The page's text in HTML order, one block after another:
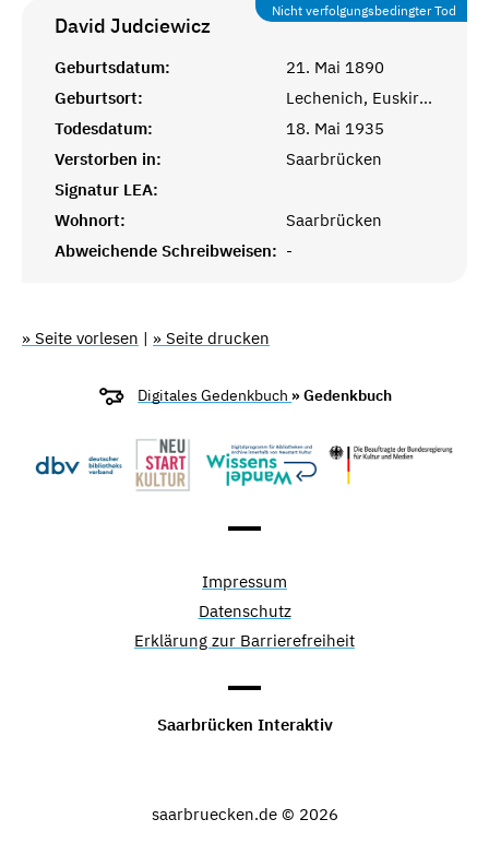
Nicht verfolgungsbedingter Tod
David Judciewicz
Geburtsdatum:
21. Mai 1890
Geburtsort:
Lechenich, Euskirchen
Todesdatum:
18. Mai 1935
Verstorben in:
Saarbrücken
Signatur LEA:
Wohnort:
Saarbrücken
Abweichende Schreibweisen: -
» Seite vorlesen | » Seite drucken
Digitales Gedenkbuch » Gedenkbuch
Impressum
Datenschutz
Erklärung zur Barrierefreiheit
Saarbrücken Interaktiv
saarbruecken.de © 2026